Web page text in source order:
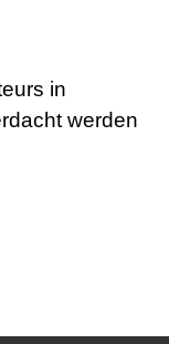
in
werden